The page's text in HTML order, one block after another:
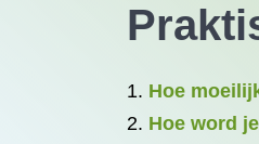
Hoe
Hoe word